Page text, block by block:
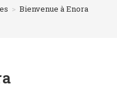
> Bienvenue à Enora